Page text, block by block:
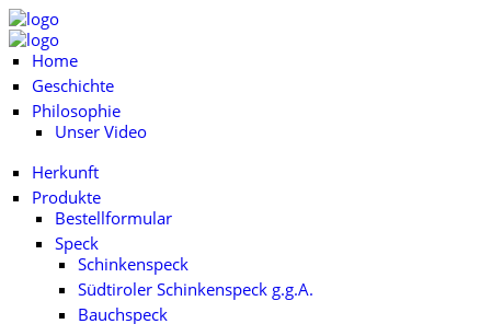
Home
Geschichte
Philosophie
Unser Video
Herkunft
Produkte
Bestellformular
Speck
Schinkenspeck
Südtiroler Schinkenspeck g.g.A.
Bauchspeck